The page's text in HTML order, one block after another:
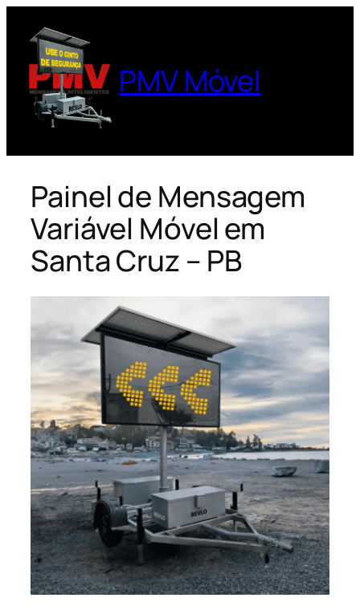
para
conteúdo
PMV Móvel
Painel de Mensagem
Variável Móvel em
Santa Cruz – PB